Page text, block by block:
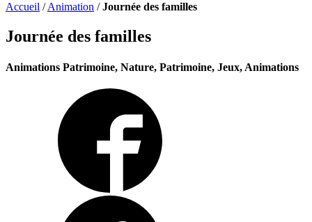
Accueil /Animation /Journée des familles
Journée des familles
Animations Patrimoine, Nature, Patrimoine, Jeux, Animations